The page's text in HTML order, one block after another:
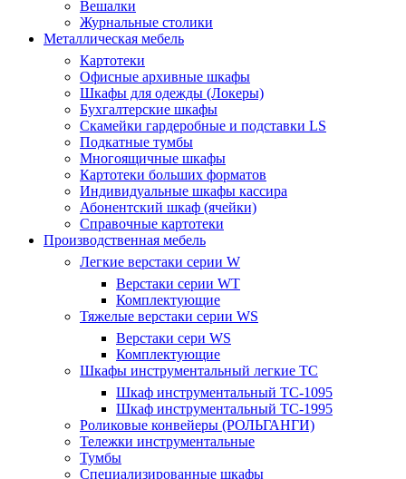
Вешалки
Журнальные столики
Металлическая мебель
Картотеки
Офисные архивные шкафы
Шкафы для одежды (Локеры)
Бухгалтерские шкафы
Скамейки гардеробные и подставки LS
Подкатные тумбы
Многоящичные шкафы
Картотеки больших форматов
Индивидуальные шкафы кассира
Абонентский шкаф (ячейки)
Справочные картотеки
Производственная мебель
Легкие верстаки серии W
Верстаки серии WT
Комплектующие
Тяжелые верстаки серии WS
Верстаки сери WS
Комплектующие
Шкафы инструментальный легкие ТС
Шкаф инструментальный TC-1095
Шкаф инструментальный TC-1995
Роликовые конвейеры (РОЛЬГАНГИ)
Тележки инструментальные
Тумбы
Специализированные шкафы